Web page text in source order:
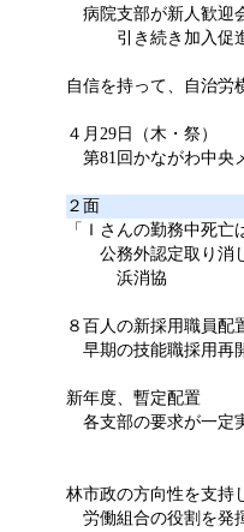
病院支部が新人歓迎
引き続き加入促進
自信を持って、自治労
４月29日（木・祭）
第81回かながわ中央
２面
「Ｉさんの勤務中死亡
公務外認定取り消し
浜消協
８百人の新採用職員配
早期の技能職採用再
新年度、暫定配置
各支部の要求が一定
林市政の方向性を支持
労働組合の役割を